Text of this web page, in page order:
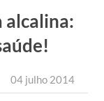
alcalina:
04 julho 2014